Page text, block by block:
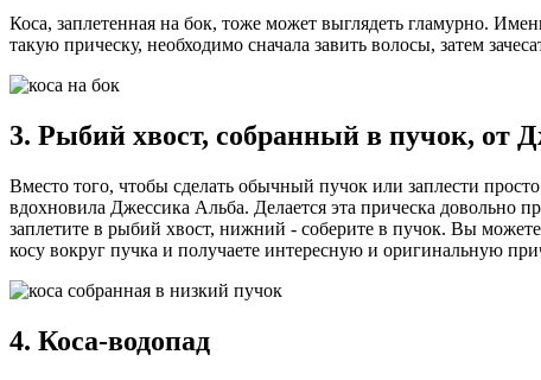
Коса, заплетенная на бок, тоже может выглядеть гламурно.
такую прическу, необходимо сначала завить волосы, затем
3. Рыбий хвост, собранный в пучок, от
Вместо того, чтобы сделать обычный пучок или заплести
вдохновила Джессика Альба. Делается эта прическа довольно
заплетите в рыбий хвост, нижний - соберите в пучок. Вы можете
косу вокруг пучка и получаете интересную и оригинальную
4. Коса-водопад